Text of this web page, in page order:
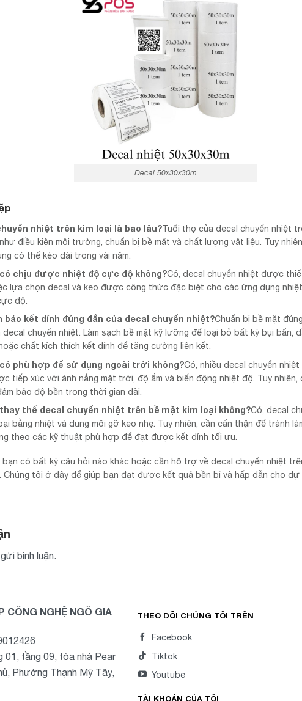
Decal 50x30x30m
nhiệt trên kim loại là bao lâu?Tuổi thọ của decal chuyển nhiệt
điều kiện môi trường, chuẩn bị bề mặt và chất lượng vật liệu. Tuy
có thể kéo dài trong vài năm.
chịu được nhiệt độ cực độ không?Có, decal chuyển nhiệt được
lựa chọn decal và keo được công thức đặc biệt cho các ứng dụng
độ.
bảo kết dính đúng đắn của decal chuyển nhiệt?Chuẩn bị bề mặt
chuyển nhiệt. Làm sạch bề mặt kỹ lưỡng để loại bỏ bất kỳ bụi bẩn,
chất kích thích kết dính để tăng cường liên kết.
phù hợp để sử dụng ngoài trời không?Có, nhiều decal chuyển
tiếp xúc với ánh nắng mặt trời, độ ẩm và biến động nhiệt độ. Tuy
bảo độ bền trong thời gian dài.
thế decal chuyển nhiệt trên bề mặt kim loại không?Có, decal
bằng nhiệt và dung môi gỡ keo nhẹ. Tuy nhiên, cần cẩn thận để tránh
theo các kỹ thuật phù hợp để đạt được kết dính tối ưu.
có bất kỳ câu hỏi nào khác hoặc cần hỗ trợ về decal chuyển nhiệt
Chúng tôi ở đây để giúp bạn đạt được kết quả bền bỉ và hấp dẫn cho dự
bình luận.
CÔNG NGHỆ NGÔ GIA
01, tầng 09, tòa nhà Pear
Phường Thạnh Mỹ Tây,
THEO DÕI CHÚNG TÔI TRÊN
Facebook
Tiktok
Youtube
TÀI KHOẢN CỦA TÔI